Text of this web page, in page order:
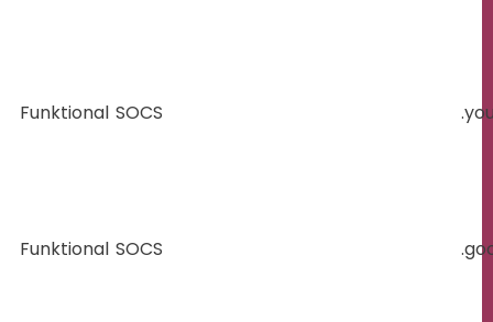
Funktional SOCS
Funktional SOCS